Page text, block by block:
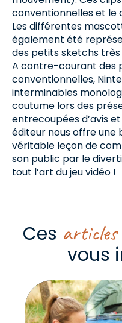
conventionnelles et le
Les différentes
également été
des petits sketchs très
A contre-courant des
conventionnelles,
interminables
coutume lors des
entrecoupées d’avis
éditeur nous offre une
véritable leçon de
son public par le
tout l’art du jeu vidéo !
Ces articles
vous